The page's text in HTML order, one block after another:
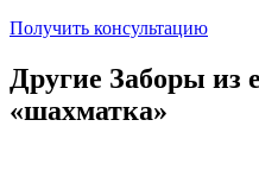
Получить консультацию
Другие Заборы из
«шахматка»